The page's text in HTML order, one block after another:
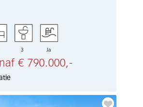
3 Ja
€ 790.000,-